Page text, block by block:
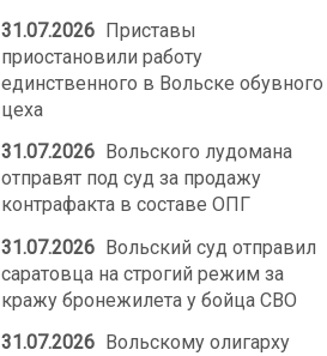
31.07.2026 Приставы
приостановили работу
единственного в Вольске обувного
цеха
31.07.2026 Вольского лудомана
отправят под суд за продажу
контрафакта в составе ОПГ
31.07.2026 Вольский суд отправил
саратовца на строгий режим за
кражу бронежилета у бойца СВО
31.07.2026 Вольскому олигарху